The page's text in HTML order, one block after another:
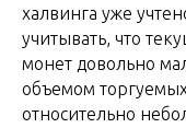
халвинга уже
учитывать, что
монет довольно
объемом
относительно